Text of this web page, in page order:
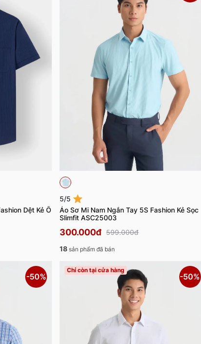
Dệt Kẻ Ô
5/5
Áo Sơ Mi Nam Ngắn Tay 5S Fashion Kẻ Sọc
Slimfit ASC25003
300.000đ 599.000đ
18 sản phẩm đã bán
-50%
Chỉ còn tại cửa hàng
-50%